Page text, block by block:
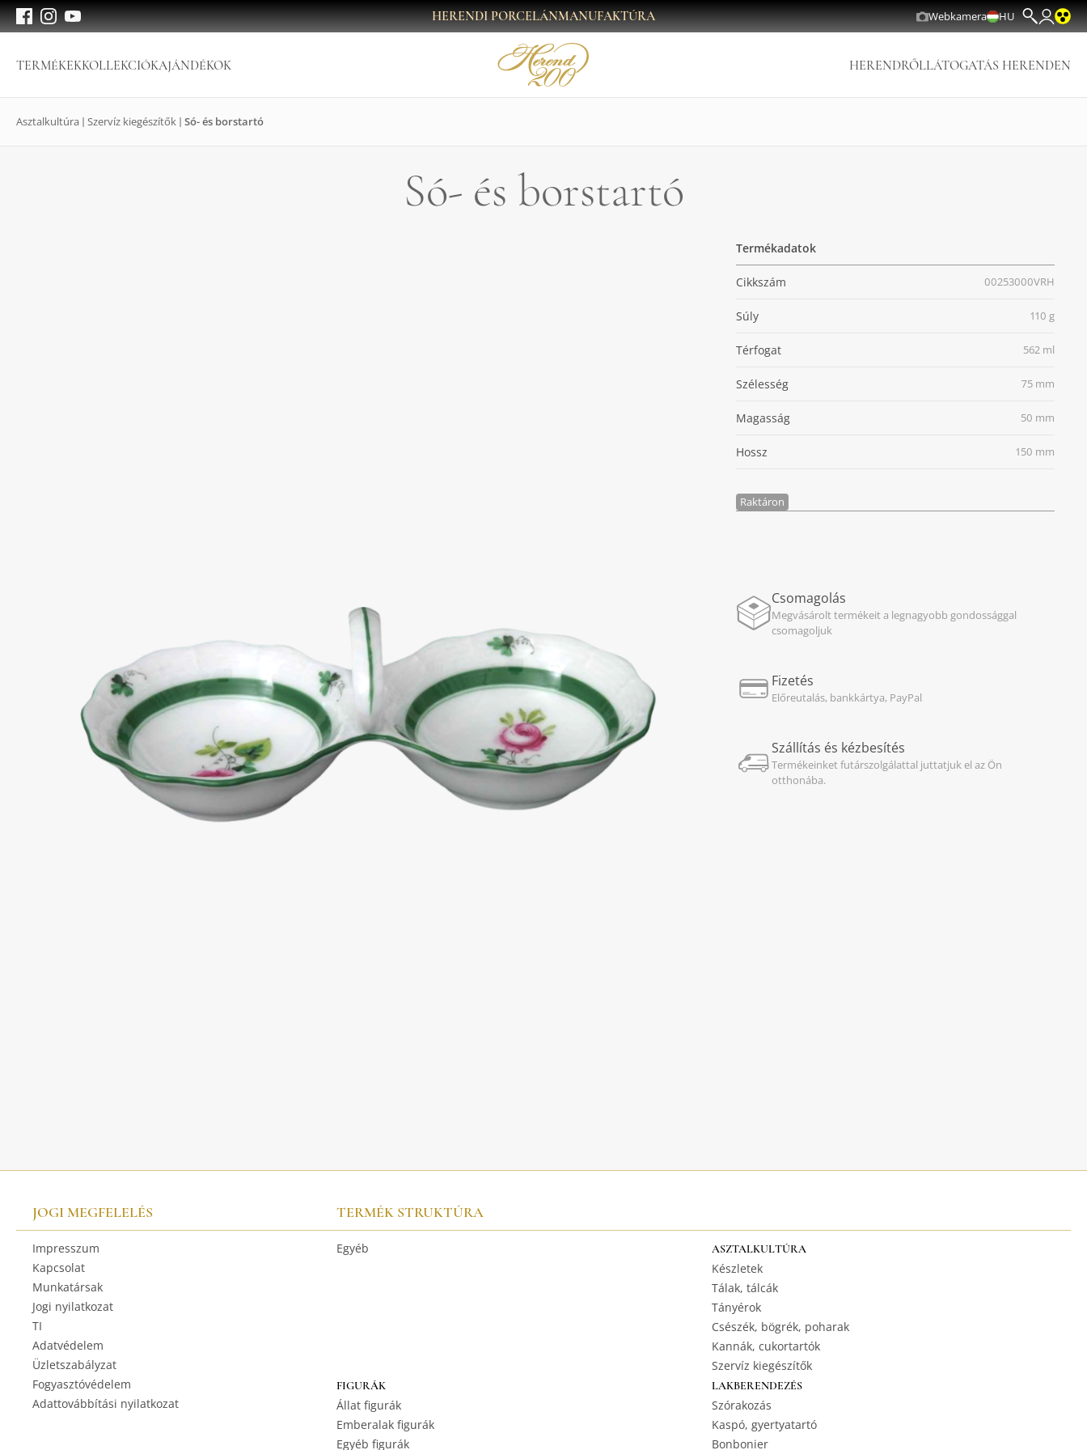
HERENDI PORCELÁNMANUFAKTÚRA Webkamera HU
TERMÉKEKKOLLEKCIÓKAJÁNDÉKOK HERENDRŐLLÁTOGATÁS HERENDEN
Asztalkultúra Szervíz kiegészítők Só- és borstartó
Só- és borstartó
Termékadatok
Cikkszám 00253000VRH
Súly 110 g
Térfogat 562 ml
Szélesség 75 mm
Magasság 50 mm
Hossz 150 mm
Raktáron
Csomagolás
Megvásárolt termékeit a legnagyobb gondossággal
csomagoljuk
Fizetés
Előreutalás, bankkártya, PayPal
Szállítás és kézbesítés
Termékeinket futárszolgálattal juttatjuk el az Ön
otthonába.
JOGI MEGFELELÉS
Impresszum
Kapcsolat
Munkatársak
Jogi nyilatkozat
TI
Adatvédelem
Üzletszabályzat
Fogyasztóvédelem
Adattovábbítási nyilatkozat
TERMÉK STRUKTÚRA
Egyéb ASZTALKULTÚRA
Készletek
Tálak, tálcák
Tányérok
Csészék, bögrék, poharak
Kannák, cukortartók
Szervíz kiegészítők
FIGURÁK
Állat figurák
Emberalak figurák
Egyéb figurák
LAKBERENDEZÉS
Szórakozás
Kaspó, gyertyatartó
Bonbonier